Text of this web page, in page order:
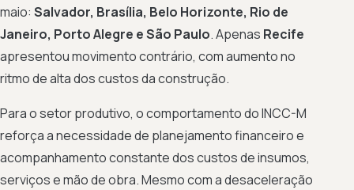
maio: Salvador, Brasília, Belo Horizonte, Rio de
Janeiro, Porto Alegre e São Paulo. Apenas Recife
apresentou movimento contrário, com aumento no
ritmo de alta dos custos da construção.
Para o setor produtivo, o comportamento do INCC-M
reforça a necessidade de planejamento financeiro e
acompanhamento constante dos custos de insumos,
serviços e mão de obra. Mesmo com a desaceleração